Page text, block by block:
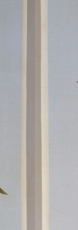
des
à
en
se
la